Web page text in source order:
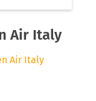
Air Italy
Air Italy